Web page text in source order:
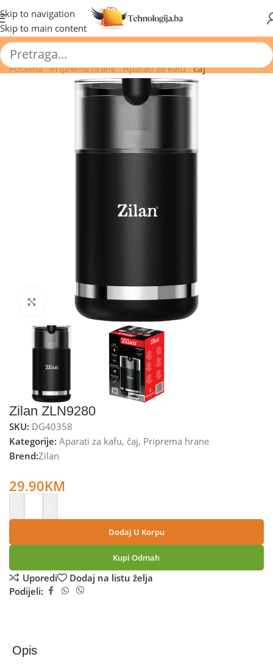
Skip to navigation
Skip to main content
🔥 Pogledajte aktuelne akcije 🔥
Početna/ Priprema hrane/ Aparati za kafu/ čaj
Kliknite za uvećanje
Zilan ZLN9280
SKU: DG40358
Kategorije: Aparati za kafu, čaj, Priprema hrane
Brend:Zilan
29.90KM
Dodaj U Korpu
Kupi Odmah
Uporedi
Dodaj na listu želja
Podijeli:
Opis